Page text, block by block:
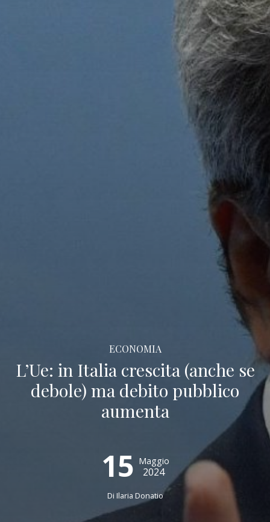
ECONOMIA
L’Ue: in Italia crescita (anche se
debole) ma debito pubblico
aumenta
15 Maggio
2024
Di Ilaria Donatio